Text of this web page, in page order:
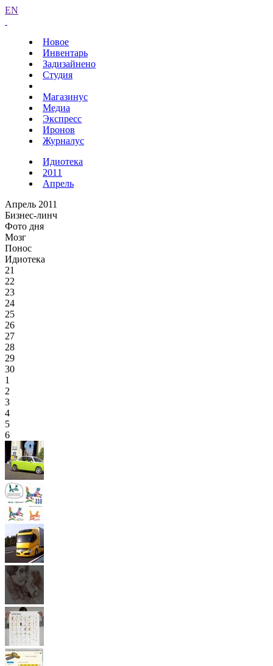
EN
Новое
Инвентарь
Задизайнено
Студия
Магазинус
Медиа
Экспресс
Иронов
Журналус
Идиотека
2011
Апрель
Апрель 2011
Бизнес-линч
Фото дня
Мозг
Понос
Идиотека
21
22
23
24
25
26
27
28
29
30
1
2
3
4
5
6